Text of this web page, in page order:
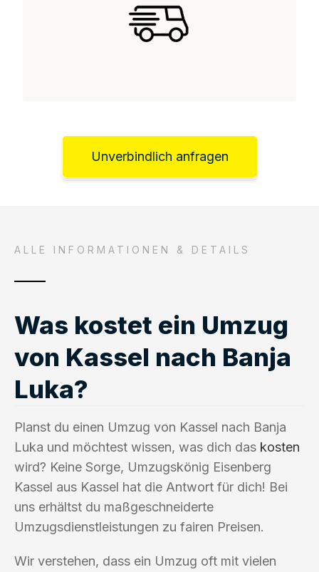
Unverbindlich anfragen
ALLE INFORMATIONEN & DETAILS
Was kostet ein Umzug
von Kassel nach Banja
Luka?
Planst du einen Umzug von Kassel nach Banja
Luka und möchtest wissen, was dich das kosten
wird? Keine Sorge, Umzugskönig Eisenberg
Kassel aus Kassel hat die Antwort für dich! Bei
uns erhältst du maßgeschneiderte
Umzugsdienstleistungen zu fairen Preisen.
Wir verstehen, dass ein Umzug oft mit vielen